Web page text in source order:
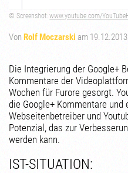
© Screenshot:www.youtube.com/
VonRolf Moczarski am 19.12.2013
Die Integrierung der Google+
Kommentare der
Wochen für Furore gesorgt.
die Google+ Kommentare
Webseitenbetreiber und
Potenzial, das zur
werden kann.
IST-SITUATION: